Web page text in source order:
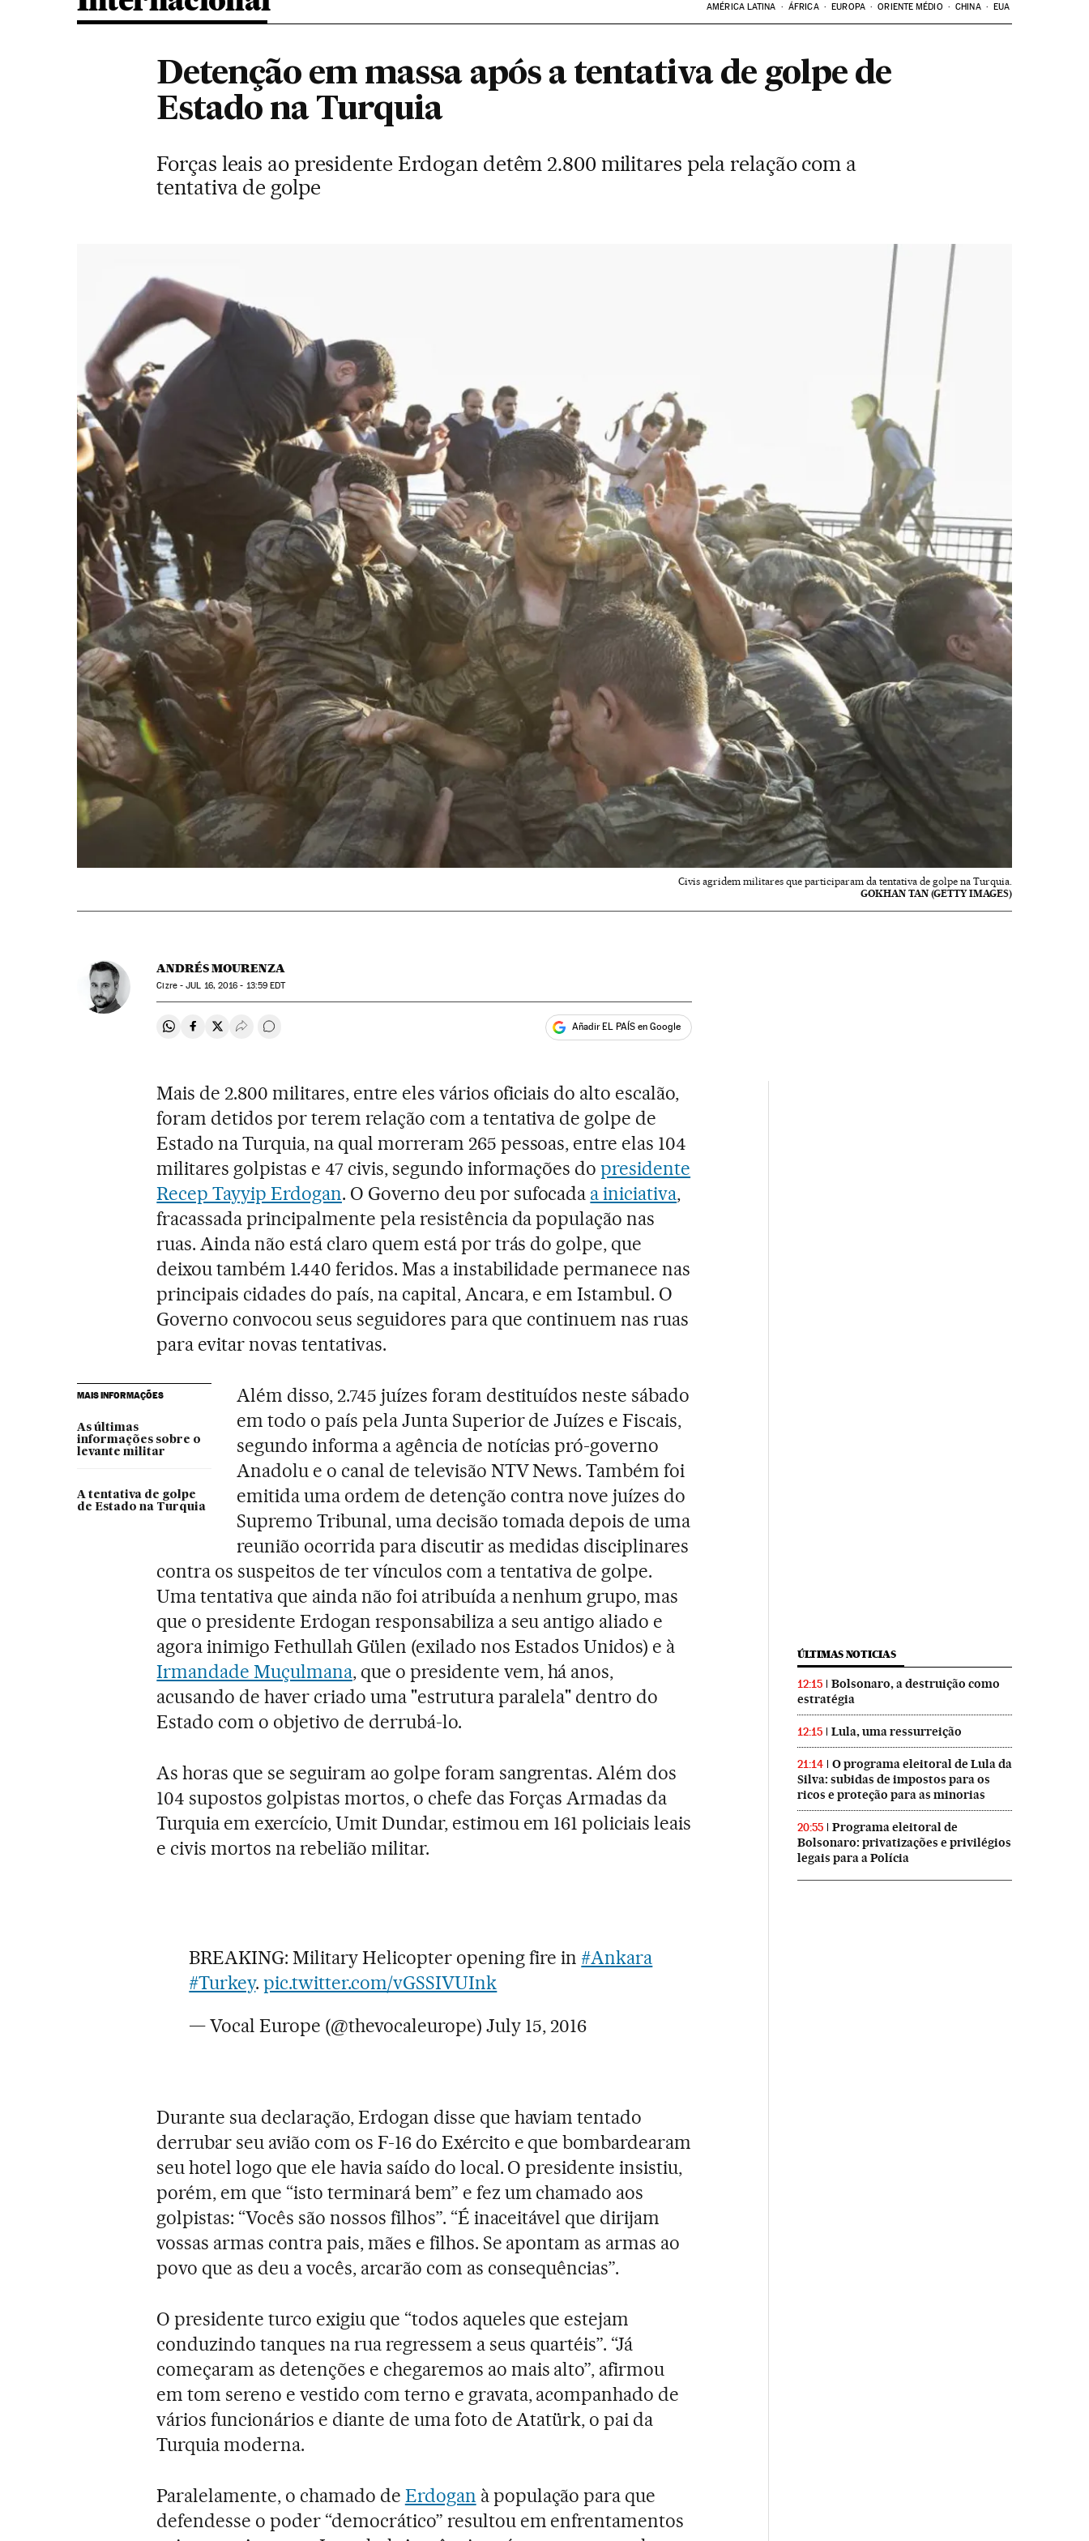
AMÉRICA LATINA ÁFRICA EUROPA ORIENTE MÉDIO CHINA EUA
Detenção em massa após a tentativa de golpe de
Estado na Turquia
Forças leais ao presidente Erdogan detêm 2.800 militares pela relação com a
tentativa de golpe
Civis agridem militares que participaram da tentativa de golpe na Turquia.
GOKHAN TAN (GETTY IMAGES)
ANDRÉS MOURENZA
Cizre -JUL 16, 2016 - 13:59 EDT
Compartir en Whatsapp
Compartir en Facebook
Compartir en Twitter
Desplegar Redes Sociales
Comentários Añadir EL PAÍS en Google
Mais de 2.800 militares, entre eles vários oficiais do alto escalão,
foram detidos por terem relação com a tentativa de golpe de
Estado na Turquia, na qual morreram 265 pessoas, entre elas 104
militares golpistas e 47 civis, segundo informações dopresidente
Recep Tayyip Erdogan. O Governo deu por sufocada a iniciativa,
fracassada principalmente pela resistência da população nas
ruas. Ainda não está claro quem está por trás do golpe, que
deixou também 1.440 feridos. Mas a instabilidade permanece nas
principais cidades do país, na capital, Ancara, e em Istambul. O
Governo convocou seus seguidores para que continuem nas ruas
para evitar novas tentativas.
MAIS INFORMAÇÕES
As últimas
informações sobre o
levante militar
A tentativa de golpe
de Estado na Turquia
Além disso, 2.745 juízes foram destituídos neste sábado
em todo o país pela Junta Superior de Juízes e Fiscais,
segundo informa a agência de notícias pró-governo
Anadolu e o canal de televisão NTV News. Também foi
emitida uma ordem de detenção contra nove juízes do
Supremo Tribunal, uma decisão tomada depois de uma
reunião ocorrida para discutir as medidas disciplinares
contra os suspeitos de ter vínculos com a tentativa de golpe.
Uma tentativa que ainda não foi atribuída a nenhum grupo, mas
que o presidente Erdogan responsabiliza a seu antigo aliado e
agora inimigo Fethullah Gülen (exilado nos Estados Unidos) e à
Irmandade Muçulmana, que o presidente vem, há anos,
acusando de haver criado uma "estrutura paralela" dentro do
Estado com o objetivo de derrubá-lo.
As horas que se seguiram ao golpe foram sangrentas. Além dos
104 supostos golpistas mortos, o chefe das Forças Armadas da
Turquia em exercício, Umit Dundar, estimou em 161 policiais leais
e civis mortos na rebelião militar.
BREAKING: Military Helicopter opening fire in #Ankara
#Turkey.pic.twitter.com/vGSSIVUInk
— Vocal Europe (@thevocaleurope)July 15, 2016
Durante sua declaração, Erdogan disse que haviam tentado
derrubar seu avião com os F-16 do Exército e que bombardearam
seu hotel logo que ele havia saído do local. O presidente insistiu,
porém, em que “isto terminará bem” e fez um chamado aos
golpistas: “Vocês são nossos filhos”. “É inaceitável que dirijam
vossas armas contra pais, mães e filhos. Se apontam as armas ao
povo que as deu a vocês, arcarão com as consequências”.
O presidente turco exigiu que “todos aqueles que estejam
conduzindo tanques na rua regressem a seus quartéis”. “Já
começaram as detenções e chegaremos ao mais alto”, afirmou
em tom sereno e vestido com terno e gravata, acompanhado de
vários funcionários e diante de uma foto de Atatürk, o pai da
Turquia moderna.
Paralelamente, o chamado de Erdogan à população para que
defendesse o poder “democrático” resultou em enfrentamentos
ÚLTIMAS NOTICIAS
12:15
Bolsonaro, a destruição como
estratégia
12:15 Lula, uma ressurreição
21:14
O programa eleitoral de Lula da
Silva: subidas de impostos para os
ricos e proteção para as minorias
20:55
Programa eleitoral de
Bolsonaro: privatizações e privilégios
legais para a Polícia